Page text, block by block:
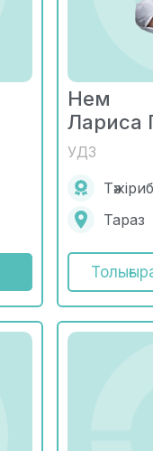
Нем
Лариса
УДЗ
Тараз